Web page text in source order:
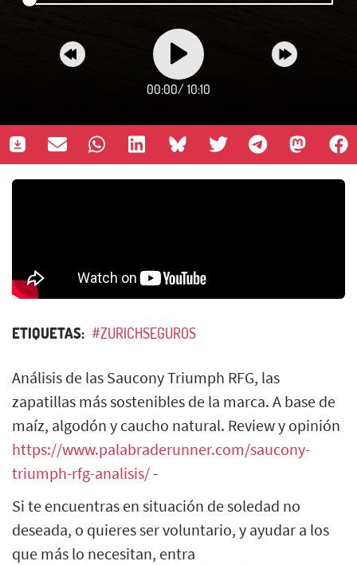
00:00/ 10:10
ETIQUETAS: #ZURICHSEGUROS
Análisis de las Saucony Triumph RFG, las
zapatillas más sostenibles de la marca. A base de
maíz, algodón y caucho natural. Review y opinión
https://www.palabraderunner.com/saucony-
triumph-rfg-analisis/-
Si te encuentras en situación de soledad no
deseada, o quieres ser voluntario, y ayudar a los
que más lo necesitan, entra